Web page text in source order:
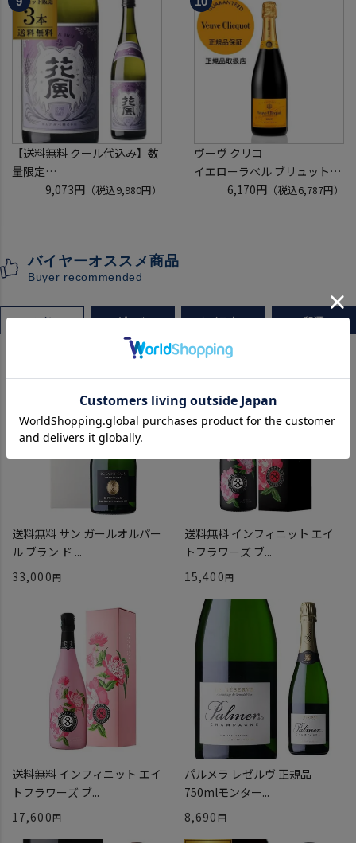
長S
【送料無料 クール代込み】数
量限定
稲とアガベ 交酒 花風 -心拍-
[クール配送]
9,073円（税込9,980円）
ヴーヴ クリコ
イエローラベル ブリュット
750ml 正規品
6,170円 （税込6,787円）
バイヤーオススメ商品
Buyer recommended
ワイン ビール ウイスキー 和酒
送料無料 サン ガールオルパー
ル ブラン ド ...
33,000
送料無料 インフィニット エイ
トフラワーズ ブ...
15,400
送料無料 インフィニット エイ
トフラワーズ ブ...
17,600
パルメラ レゼルヴ 正規品
750mlモンター...
8,690